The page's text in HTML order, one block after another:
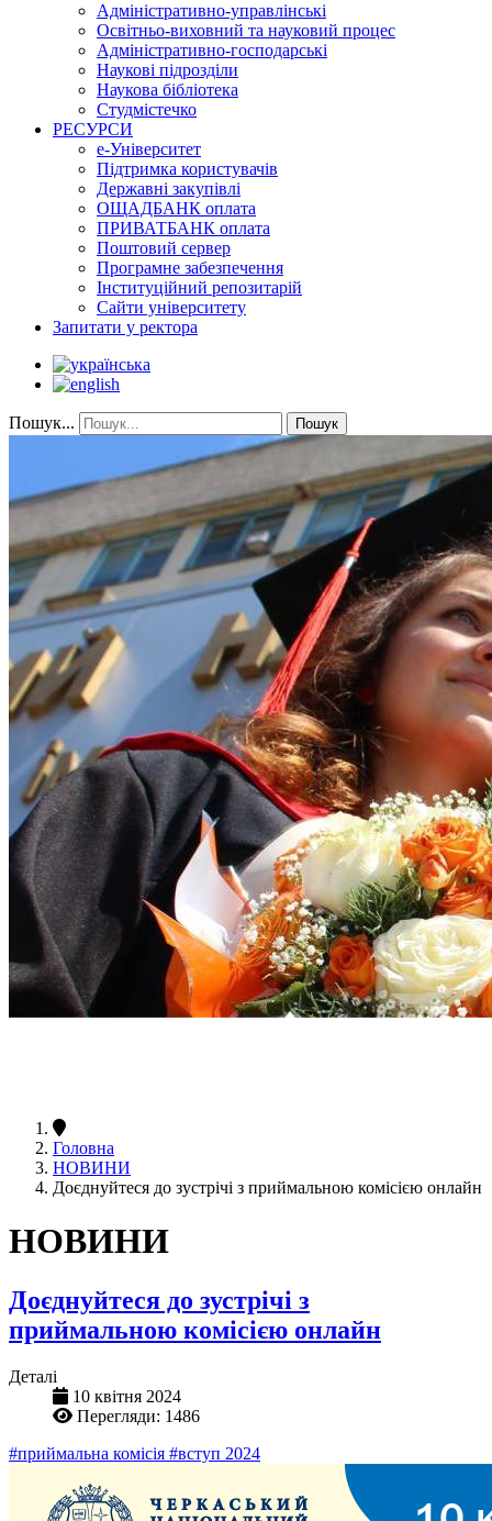
Адміністративно-управлінські
Освітньо-виховний та науковий процес
Адміністративно-господарські
Наукові підрозділи
Наукова бібліотека
Студмістечко
РЕСУРСИ
е-Університет
Підтримка користувачів
Державні закупівлі
ОЩАДБАНК оплата
ПРИВАТБАНК оплата
Поштовий сервер
Програмне забезпечення
Інституційний репозитарій
Сайти університету
Запитати у ректора
Пошук... Пошук
Головна
НОВИНИ
Доєднуйтеся до зустрічі з приймальною комісією онлайн
НОВИНИ
Доєднуйтеся до зустрічі з
приймальною комісією онлайн
Деталі
10 квітня 2024
Перегляди: 1486
#приймальна комісія #вступ 2024